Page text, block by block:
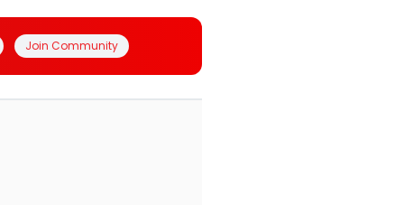
Join Community